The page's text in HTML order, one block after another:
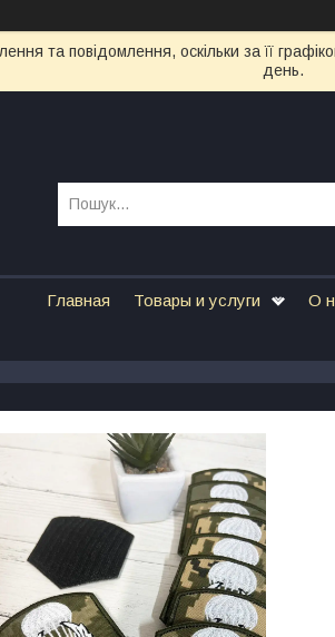
та повідомлення, оскільки за її
день.
Главная Товары и услуги О